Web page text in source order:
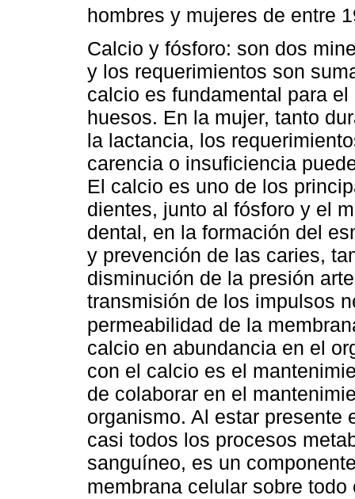
hombres y mujeres de entre
Calcio y fósforo: son dos
y los requerimientos son
calcio es fundamental para
huesos. En la mujer, tanto
la lactancia, los
carencia o insuficiencia
El calcio es uno de los
dientes, junto al fósforo y el
dental, en la formación del
y prevención de las caries,
disminución de la presión
transmisión de los impulsos
permeabilidad de la
calcio en abundancia en el
con el calcio es el
de colaborar en el
organismo. Al estar presente
casi todos los procesos
sanguíneo, es un
membrana celular sobre